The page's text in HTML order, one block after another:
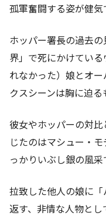
孤軍奮闘する姿が健気
ホッパー署長の過去
界」で死にかけてい
れなかった）娘とオ
クスシーンは胸に迫る
彼女やホッパーの対
じたのはマシュー・
っかりいぶし銀の風采
拉致した他人の娘に
返す、非情な人物と